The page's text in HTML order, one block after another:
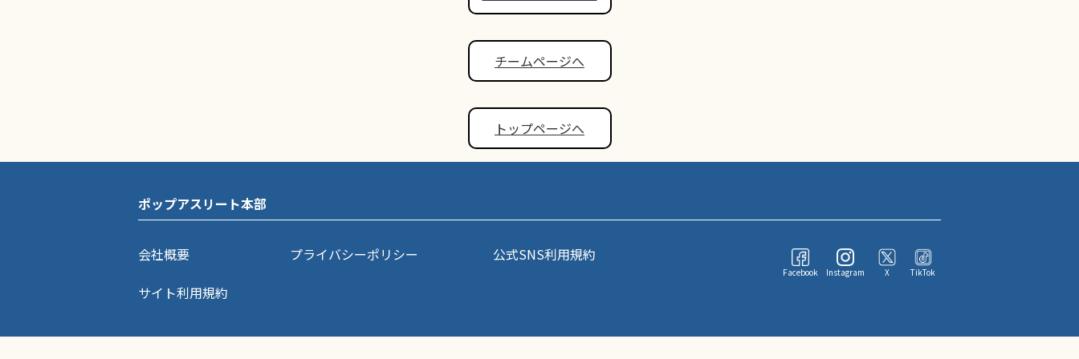
チームページへ
トップページへ
ポップアスリート本部
会社概要 プライバシーポリシー
公式SNS利用規約
サイト利用規約
Facebook Instagram X TikTok